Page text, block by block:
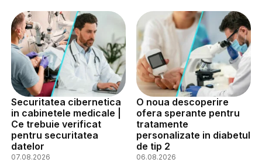
Securitatea cibernetica
in cabinetele medicale |
Ce trebuie verificat
pentru securitatea
datelor
07.08.2026
O noua descoperire
ofera sperante pentru
tratamente
personalizate in diabetul
de tip 2
06.08.2026